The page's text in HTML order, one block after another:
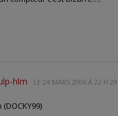
hlm LE 24 MARS 2006 À 22 H